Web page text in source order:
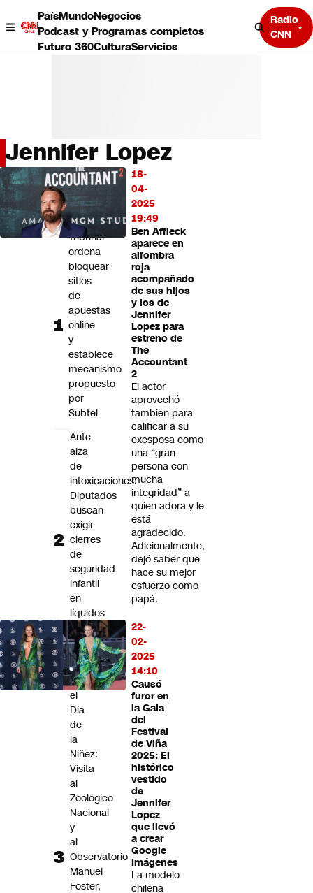
PaísMundoNegocios
Podcast y Programas completos
Futuro 360CulturaServicios
Radio
CNN
País
Mundo
Negocios
Deportes
Programas completos
CNN tiempo
Futuro 360
Jennifer Lopez
18-
04-
2025
19:49
Ben Affleck
aparece en
alfombra
roja
acompañado
de sus hijos
y los de
Jennifer
Lopez para
estreno de
The
Accountant
2
El actor
aprovechó
también para
calificar a su
exesposa como
una “gran
persona con
mucha
integridad” a
quien adora y le
está
agradecido.
Adicionalmente,
dejó saber que
hace su mejor
esfuerzo como
papá.
22-
02-
2025
14:10
Causó
furor en
la Gala
del
Festival
de Viña
2025: El
histórico
vestido
de
Jennifer
Lopez
que llevó
a crear
Google
Imágenes
La modelo
chilena
LO
MÁS
LEÍDO
Tribunal
ordena
bloquear
sitios
de
apuestas
online
y
establece
mecanismo
propuesto
por
Subtel
Ante
alza
de
intoxicaciones:
Diputados
buscan
exigir
cierres
de
seguridad
infantil
en
líquidos
de
vapeo
Panoramas
por
el
Día
de
la
Niñez:
Visita
al
Zoológico
Nacional
y
al
Observatorio
Manuel
Foster,